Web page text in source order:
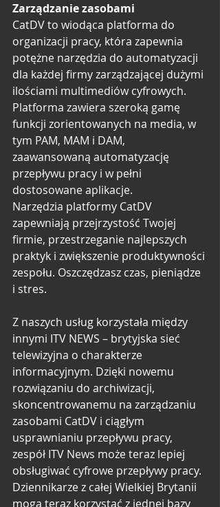
Zarządzanie zasobami
CatDV to wiodąca platforma do
organizacji pracy, która zapewnia
potężne narzędzia do automatyzacji
dla każdej firmy zarządzającej dużymi
ilościami multimediów cyfrowych.
Platforma zawiera szeroką gamę
funkcji zorientowanych na media, w
tym PAM, MAM i DAM,
zaawansowaną automatyzację
przepływu pracy i w pełni
dostosowane aplikacje.
Narzędzia platformy CatDV
zapewniają przejrzystość Twojej
firmie, przestrzeganie najlepszych
praktyk i zwiększenie produktywności
zespołu. Oszczędzasz czas, pieniądze
i stres.
Z naszych usług korzystała między
innymi ITV NEWS – brytyjska sieć
telewizyjna o charakterze
informacyjnym. Dzięki nowemu
rozwiązaniu do archiwizacji,
skoncentrowanemu na zarządzaniu
zasobami CatDV i ciągłym
usprawnianiu przepływu pracy,
zespół ITV News może teraz lepiej
obsługiwać cyfrowe przepływy pracy.
Dziennikarze z całej Wielkiej Brytanii
mogą teraz korzystać z jednej bazy